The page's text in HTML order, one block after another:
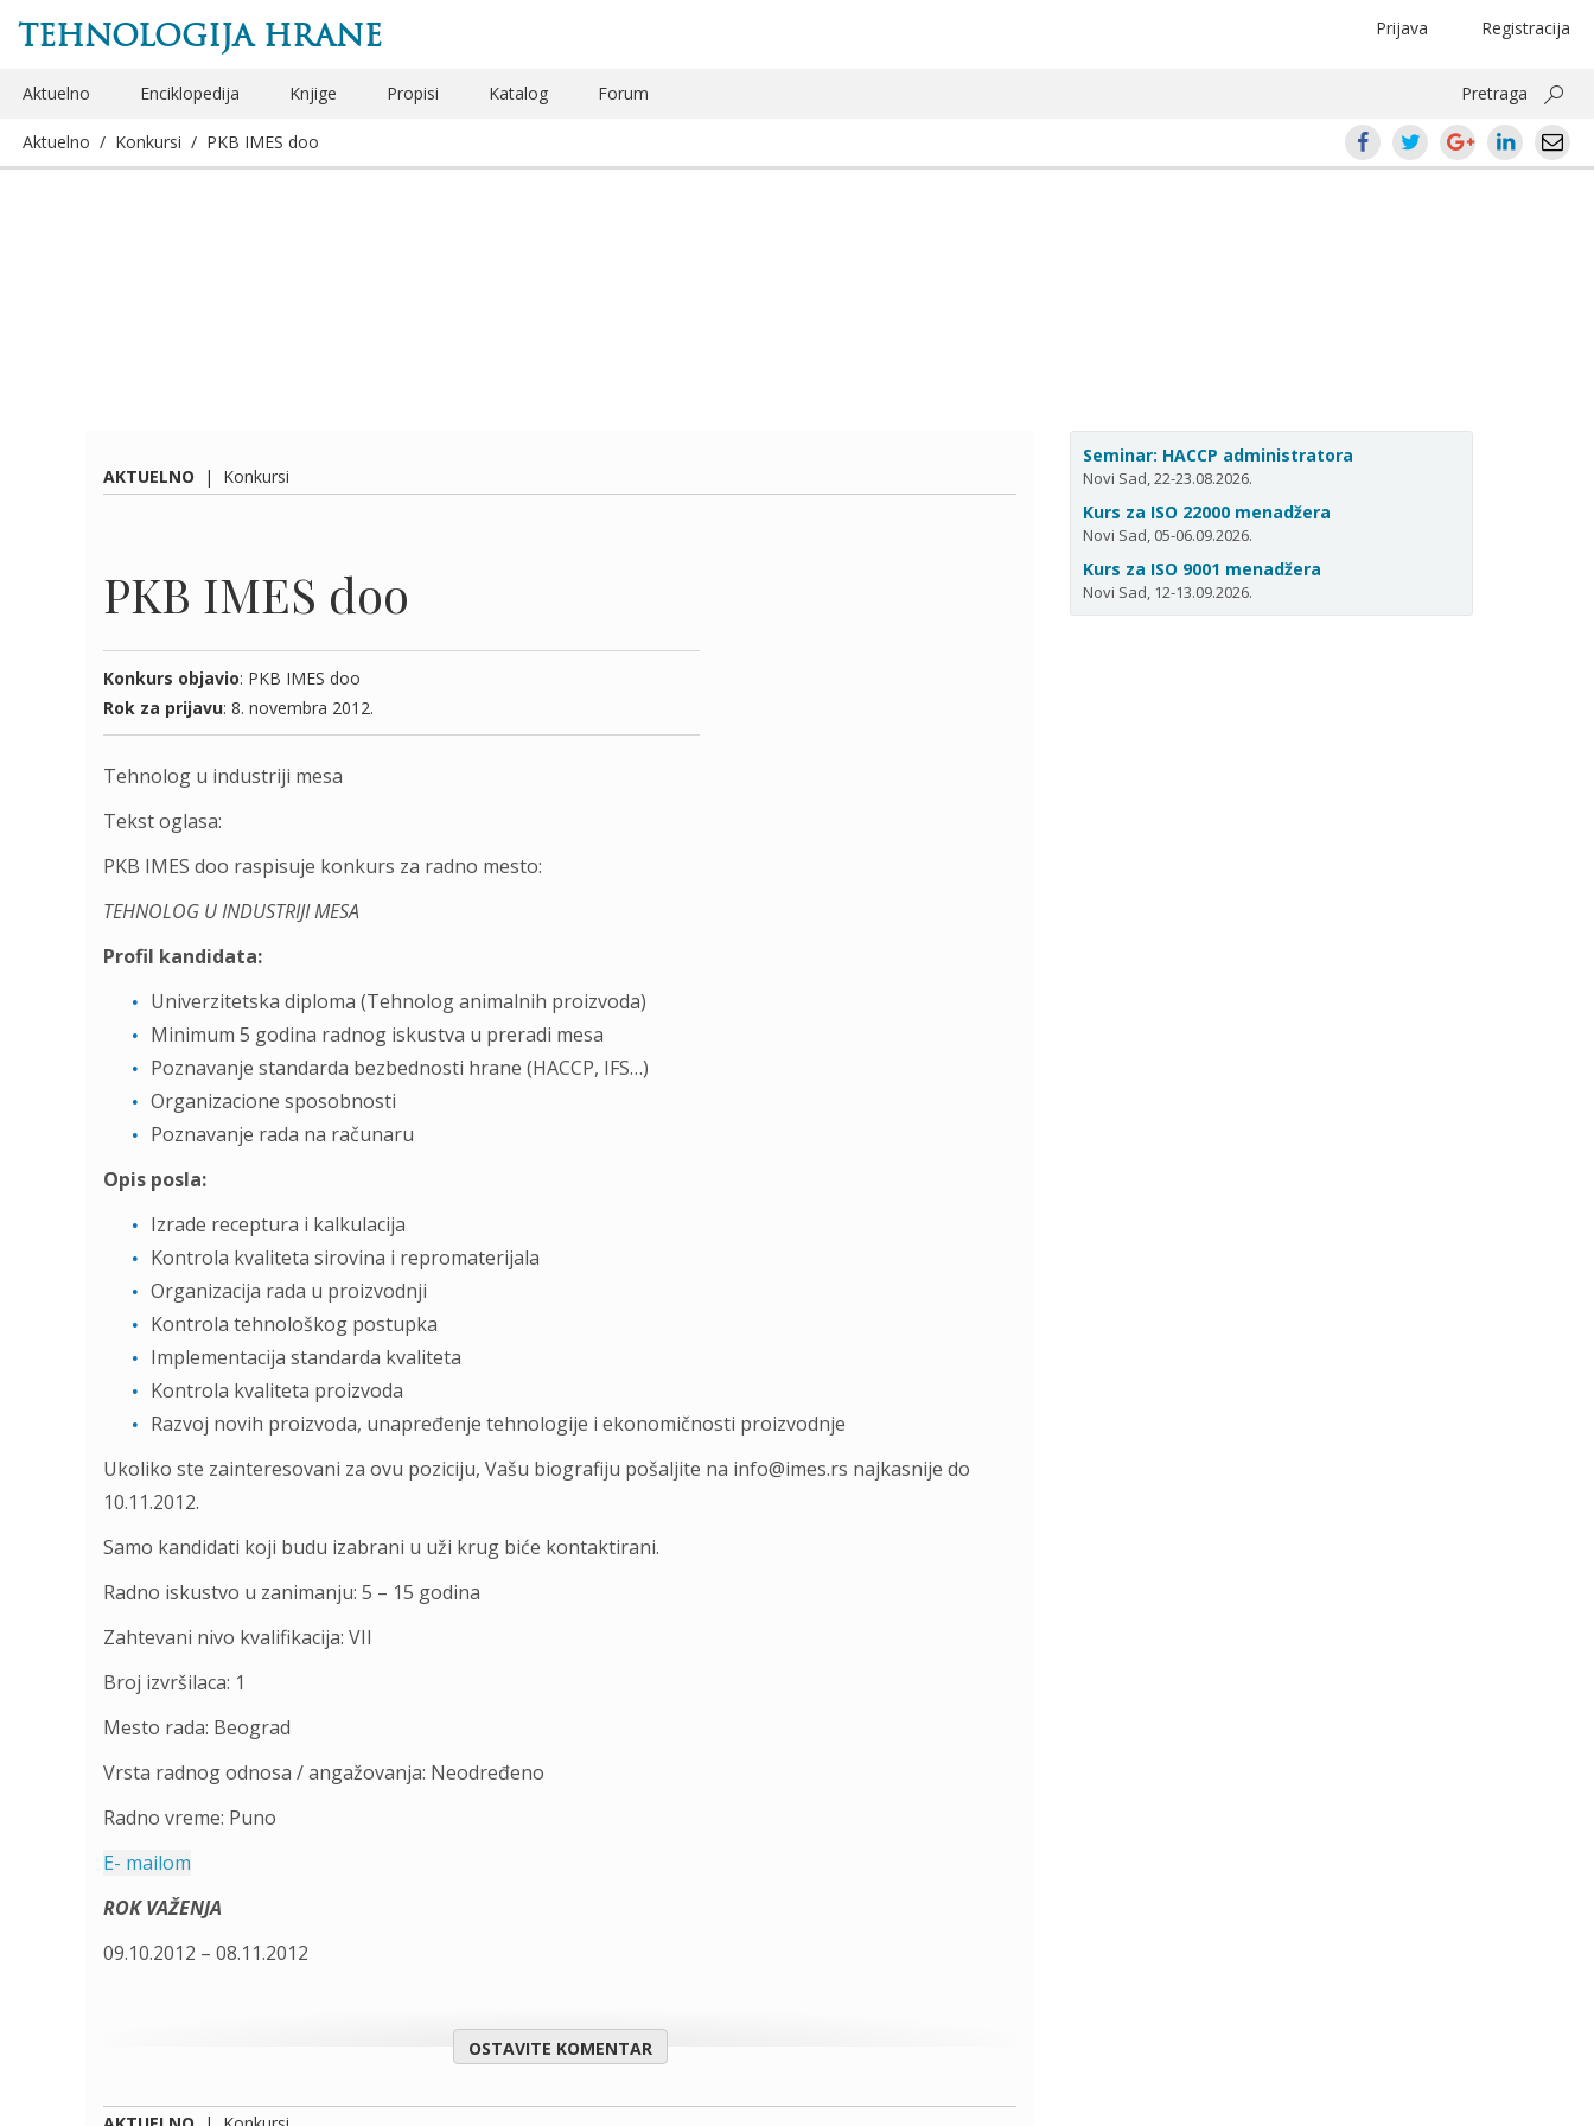
TEHNOLOGIJA HRANE Registracija
Prijava
Aktuelno Enciklopedija Knjige Propisi Katalog Forum Pretraga
Aktuelno / Konkursi / PKB IMES doo
AKTUELNO | Konkursi
PKB IMES doo
Konkurs objavio: PKB IMES doo
Rok za prijavu: 8. novembra 2012.
Tehnolog u industriji mesa
Tekst oglasa:
PKB IMES doo raspisuje konkurs za radno mesto:
TEHNOLOG U INDUSTRIJI MESA
Profil kandidata:
Univerzitetska diploma (Tehnolog animalnih proizvoda)
Minimum 5 godina radnog iskustva u preradi mesa
Poznavanje standarda bezbednosti hrane (HACCP, IFS…)
Organizacione sposobnosti
Poznavanje rada na računaru
Opis posla:
Izrade receptura i kalkulacija
Kontrola kvaliteta sirovina i repromaterijala
Organizacija rada u proizvodnji
Kontrola tehnološkog postupka
Implementacija standarda kvaliteta
Kontrola kvaliteta proizvoda
Razvoj novih proizvoda, unapređenje tehnologije i ekonomičnosti proizvodnje
Ukoliko ste zainteresovani za ovu poziciju, Vašu biografiju pošaljite na info@imes.rs najkasnije do
10.11.2012.
Samo kandidati koji budu izabrani u uži krug biće kontaktirani.
Radno iskustvo u zanimanju: 5 – 15 godina
Zahtevani nivo kvalifikacija: VII
Broj izvršilaca: 1
Mesto rada: Beograd
Vrsta radnog odnosa / angažovanja: Neodređeno
Radno vreme: Puno
E- mailom
ROK VAŽENJA
09.10.2012 – 08.11.2012
OSTAVITE KOMENTAR
Seminar: HACCP administratora
Novi Sad, 22-23.08.2026.
Kurs za ISO 22000 menadžera
Novi Sad, 05-06.09.2026.
Kurs za ISO 9001 menadžera
Novi Sad, 12-13.09.2026.